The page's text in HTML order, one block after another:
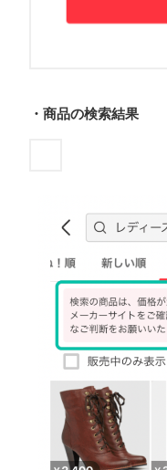
・商品の検索結果